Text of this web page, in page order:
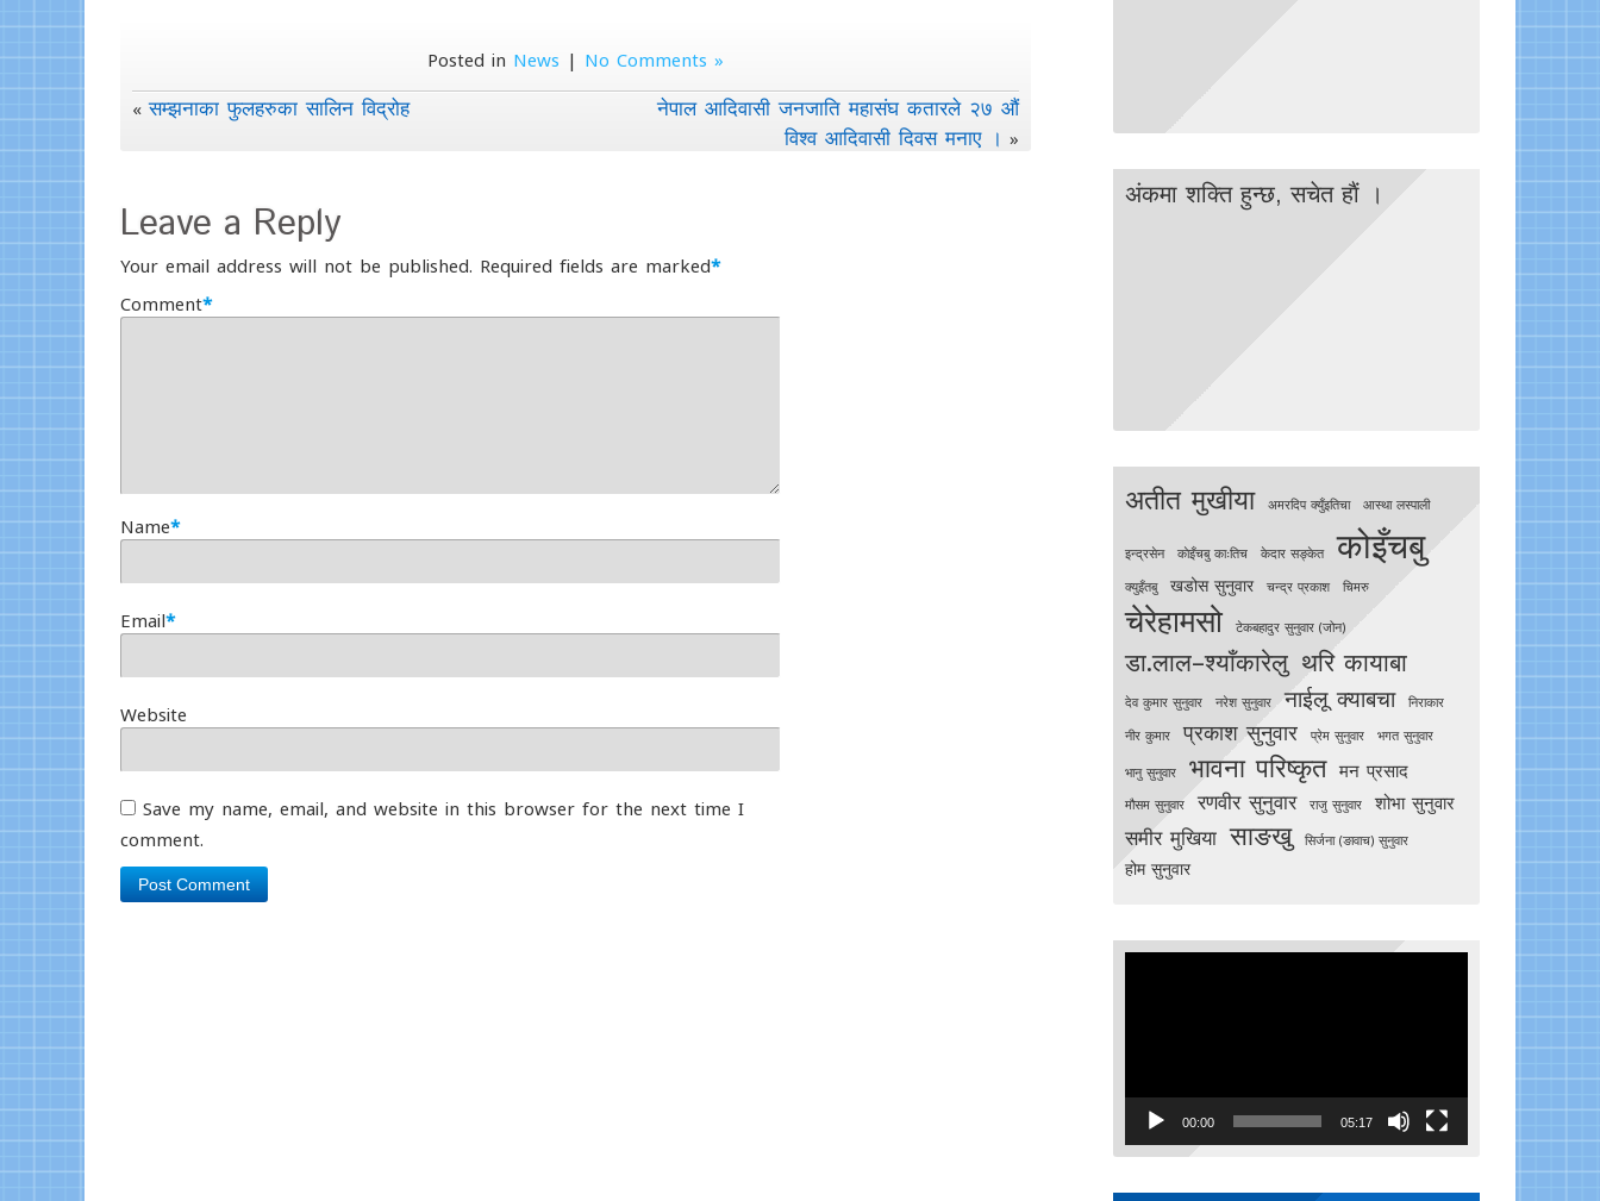
Posted in News | No Comments »
«सम्झनाका फुलहरुका सालिन विद्रोह
नेपाल आदिवासी जनजाति महासंघ कतारले २७ औं
विश्व आदिवासी दिवस मनाए । »
Leave a Reply
Your email address will not be published. Required fields are marked*
Comment*
Name*
Email*
Website
Save my name, email, and website in this browser for the next time I
comment.
अंकमा शक्ति हुन्छ, सचेत हाैं ।
अतीत मुखीया अमरदिप क्युँइतिचा आस्था लस्पाली
इन्द्रसेन काेइँचबु काःतिच केदार सङ्केत कोइँचबु
क्युइँतबु खडोस सुनुवार चन्द्र प्रकाश चिमरु
चेरेहामसो टेकबहादुर सुनुवार (जोन)
डा.लाल–श्याँकारेलु थरि कायाबा
देव कुमार सुनुवार नरेश सुनुवार नाईलू क्याबचा
निराकार
नीर कुमार
प्रकाश सुनुवार प्रेम सुनुवार भगत सुनुवार
भानु सुनुवार भावना परिष्कृत मन प्रसाद
मौसम सुनुवार रणवीर सुनुवार राजु सुनुवार शोभा सुनुवार
समीर मुखिया साङखु सिर्जना (ङावाच) सुनुवार
होम सुनुवार
00:00 05:17